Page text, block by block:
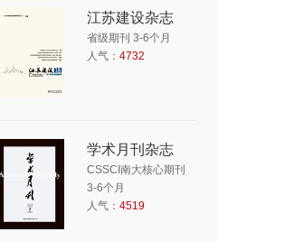
江苏建设杂志
省级期刊 3-6个月
人气： 4732
学术月刊杂志
CSSCI南大核心期刊
3-6个月
人气： 4519